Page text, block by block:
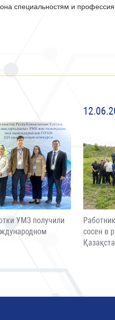
специальностям и
УМЗ получили
сосен в